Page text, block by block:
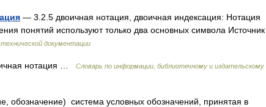
— 3.2.5 двоичная нотация, двоичная индексация: Нотация
понятий используют только два основных символа Источник
документации
нотация …
Словарь по информации, библиотечному и издательскому
обозначение) система условных обозначений, принятая в